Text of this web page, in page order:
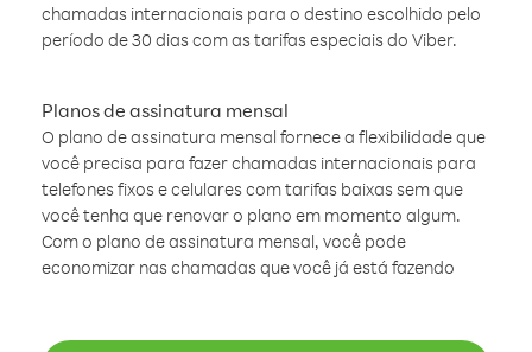
chamadas internacionais para o destino escolhido pelo
período de 30 dias com as tarifas especiais do Viber.
Planos de assinatura mensal
O plano de assinatura mensal fornece a flexibilidade que
você precisa para fazer chamadas internacionais para
telefones fixos e celulares com tarifas baixas sem que
você tenha que renovar o plano em momento algum.
Com o plano de assinatura mensal, você pode
economizar nas chamadas que você já está fazendo